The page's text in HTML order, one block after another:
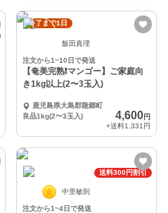
終了まで1日
飯田真理
注文から1~10日で発送
【奄美完熟❗️マンゴー】ご家庭向
き1kg以上(2〜3玉入)
鹿児島県大島郡龍郷町
良品1kg(2〜3玉入)
4,600円
+送料1,331円
送料300円割引
中里敏則
注文から1~4日で発送